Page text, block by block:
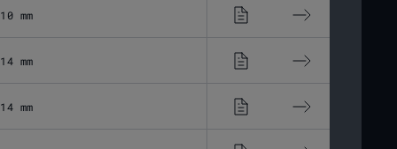
10 mm 46,28 μm
14 mm 38,24 μm
14 mm 40,33 μm